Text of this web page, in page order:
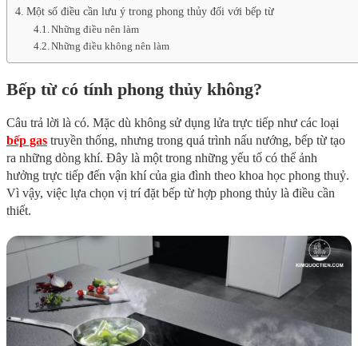
Một số điều cần lưu ý trong phong thủy đối với bếp từ
Những điều nên làm
Những điều không nên làm
Bếp từ có tính phong thủy không?
Câu trả lời là có. Mặc dù không sử dụng lửa trực tiếp như các loại
bếp gas truyền thống, nhưng trong quá trình nấu nướng, bếp từ tạo
ra những dòng khí. Đây là một trong những yếu tố có thể ảnh
hưởng trực tiếp đến vận khí của gia đình theo khoa học phong thuỷ.
Vì vậy, việc lựa chọn vị trí đặt bếp từ hợp phong thủy là điều cần
thiết.